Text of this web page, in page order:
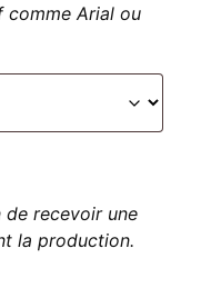
comme Arial ou
de recevoir une
la production.